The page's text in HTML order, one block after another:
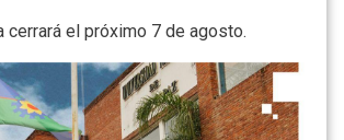
cerrará el próximo 7 de agosto.